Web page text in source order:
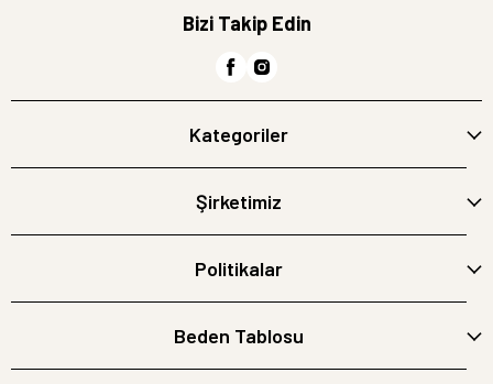
Bizi Takip Edin
Kategoriler
Şirketimiz
Politikalar
Beden Tablosu